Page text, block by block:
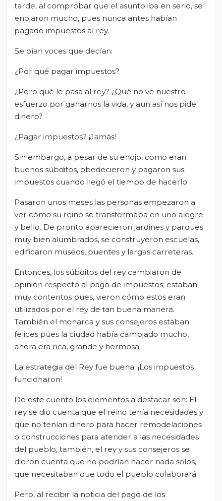
tarde, al comprobar que el asunto iba en serio, se
enojaron mucho, pues nunca antes habían
pagado impuestos al rey.
Se oían voces que decían:
¿Por qué pagar impuestos?
¿Pero qué le pasa al rey? ¿Qué no ve nuestro
esfuerzo por ganarnos la vida, y aun así nos pide
dinero?
¿Pagar impuestos? ¡Jamás!
Sin embargo, a pesar de su enojo, como eran
buenos súbditos, obedecieron y pagaron sus
impuestos cuando llegó el tiempo de hacerlo.
Pasaron unos meses las personas empezaron a
ver cómo su reino se transformaba en uno alegre
y bello. De pronto aparecieron jardines y parques
muy bien alumbrados, se construyeron escuelas,
edificaron museos, puentes y largas carreteras.
Entonces, los súbditos del rey cambiaron de
opinión respecto al pago de impuestos; estaban
muy contentos pues, vieron cómo estos eran
utilizados por el rey de tan buena manera.
También el monarca y sus consejeros estaban
felices pues la ciudad había cambiado mucho,
ahora era rica, grande y hermosa.
La estrategia del Rey fue buena: ¡Los impuestos
funcionaron!
De este cuento los elementos a destacar son: El
rey se dio cuenta que el reino tenía necesidades y
que no tenían dinero para hacer remodelaciones
o construcciones para atender a las necesidades
del pueblo, también, el rey y sus consejeros se
dieron cuenta que no podrían hacer nada solos,
que necesitaban que todo el pueblo colaborará.
Pero, al recibir la noticia del pago de los